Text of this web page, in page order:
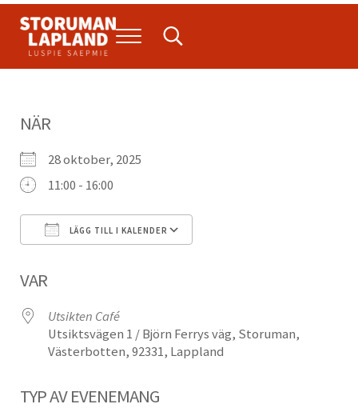
Storuman Lapland
Menu Search...
NÄR
28 oktober, 2025
11:00 - 16:00
LÄGG TILL I KALENDER
VAR
Utsikten Café
Utsiktsvägen 1 / Björn Ferrys väg, Storuman,
Västerbotten, 92331, Lappland
TYP AV EVENEMANG